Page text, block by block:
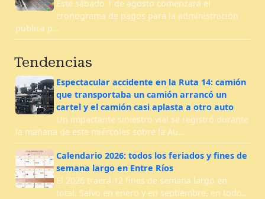
Este sábado 1 de agosto comenzará el
cronograma de pagos para la administración
pública p…
Tendencias
Espectacular accidente en la Ruta 14: camión
que transportaba un camión arrancó un
cartel y el camión casi aplasta a otro auto
Un impactante siniestro vial se registró durante
la mañana de este miércoles sobre la Au…
Calendario 2026: todos los feriados y fines de
semana largo en Entre Ríos
El 2026 traerá 12 fines de semana largo en
total. Salvo en enero y en septiembre, en todo…